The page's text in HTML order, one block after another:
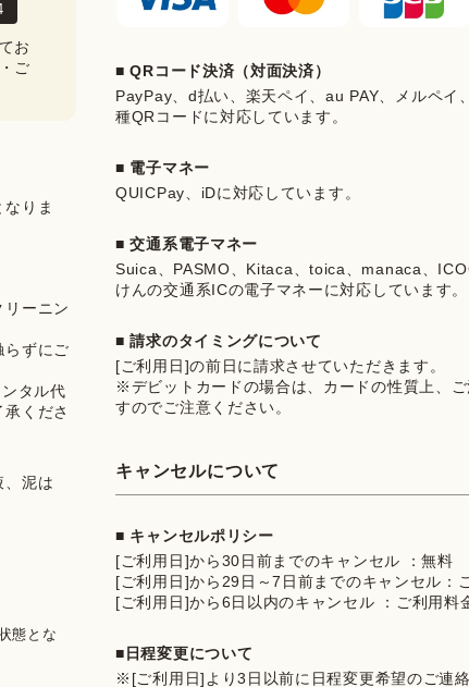
お
ご
りま
ーニン
らずにご
タル代
くださ
、泥は
態とな
■ QRコード決済（対面決済）
PayPay、d払い、楽天ペイ、au PAY、メルペ
種QRコードに対応しています。
■ 電子マネー
QUICPay、iDに対応しています。
■ 交通系電子マネー
Suica、PASMO、Kitaca、toica、manaca、
けんの交通系ICの電子マネーに対応しています。
■ 請求のタイミングについて
[ご利用日]の前日に請求させていただきます。
※デビットカードの場合は、カードの性質上、
すのでご注意ください。
キャンセルについて
■ キャンセルポリシー
[ご利用日]から30日前までのキャンセル ：無料
[ご利用日]から29日～7日前までのキャンセル：
[ご利用日]から6日以内のキャンセル ：ご利用料
■日程変更について
※[ご利用日]より3日以前に日程変更希望のご連